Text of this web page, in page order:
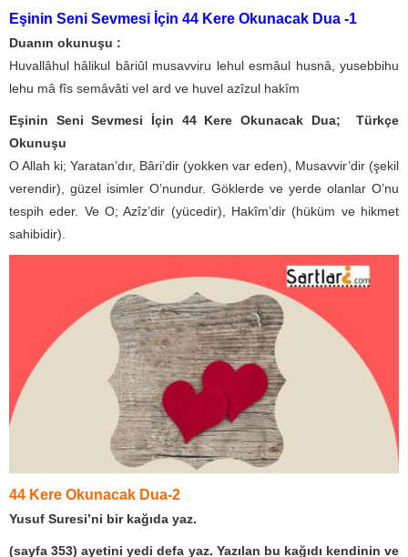
Eşinin Seni Sevmesi İçin 44 Kere Okunacak Dua -1
Duanın okunuşu :
Huvallâhul hâlikul bâriûl musavviru lehul esmâul husnâ, yusebbihu
lehu mâ fîs semâvâti vel ard ve huvel azîzul hakîm
Eşinin Seni Sevmesi İçin 44 Kere Okunacak Dua; Türkçe
Okunuşu
O Allah ki; Yaratan’dır, Bâri’dir (yokken var eden), Musavvir’dir (şekil
verendir), güzel isimler O’nundur. Göklerde ve yerde olanlar O’nu
tespih eder. Ve O; Azîz’dir (yücedir), Hakîm’dir (hüküm ve hikmet
sahibidir).
44 Kere Okunacak Dua-2
Yusuf Suresi’ni bir kağıda yaz.
(sayfa 353) ayetini yedi defa yaz. Yazılan bu kağıdı kendinin ve